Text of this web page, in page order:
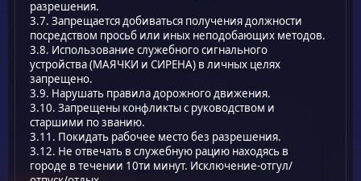
разрешения.
3.7. Запрещается добиваться получения должности
посредством просьб или иных неподобающих методов.
3.8. Использование служебного сигнального
устройства (МАЯЧКИ и СИРЕНА) в личных целях
запрещено.
3.9. Нарушать правила дорожного движения.
3.10. Запрещены конфликты с руководством и
старшими по званию.
3.11. Покидать рабочее место без разрешения.
3.12. Не отвечать в служебную рацию находясь в
городе в течении 10ти минут. Исключение-отгул/